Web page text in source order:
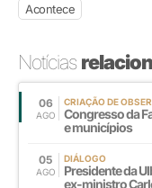
Acontece
Notícias
06
AGO
CRIAÇÃO DE
Congresso da
e municípios
05
AGO
DIÁLOGO
Presidente da
ex-ministro